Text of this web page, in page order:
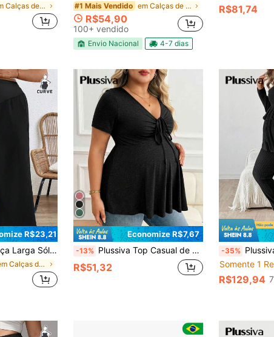
em Calças de maternidade plus size #1 Mais Vendido em Calças de maternidade plus size
R$54,90
100+ vendido
Envio Nacional 4-7 dias
R$81,74
R$23,21
na Cintura para Gestantes Plus Size
em Calças de maternidade plus size
Economize R$7,67
-13% Plussiva Top Casual de Manga Curta com Decote em V e Nó, Cor Sólida, Plus Size
R$51,32
-35% Plussiva 2 peças/Conjunto Plus Size de
Somente 1
R$129,94